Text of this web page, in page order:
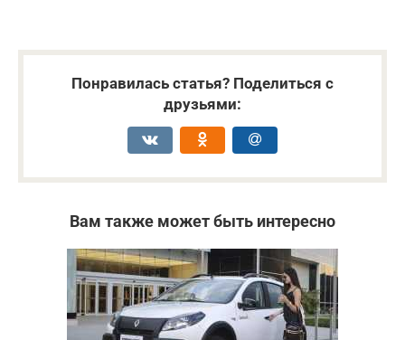
Понравилась статья? Поделиться с
друзьями:
Вам также может быть интересно